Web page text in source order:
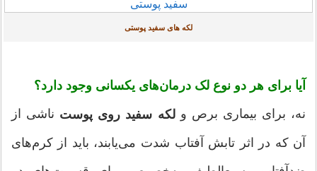
لکه های سفید پوستی
آیا برای هر دو نوع لک درمان‌های یکسانی وجود دارد؟
نه، برای بیماری برص ولکه سفید روی پوست ناشی از
آن كه در اثر تابش آفتاب شدت می‌یابند، باید از كرم‌های